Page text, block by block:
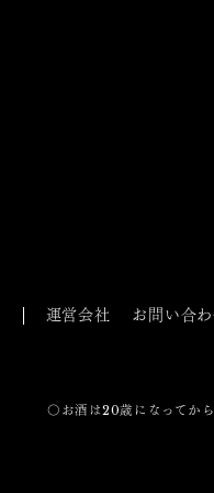
運営会社 お問い合
〇お酒は20歳になってから